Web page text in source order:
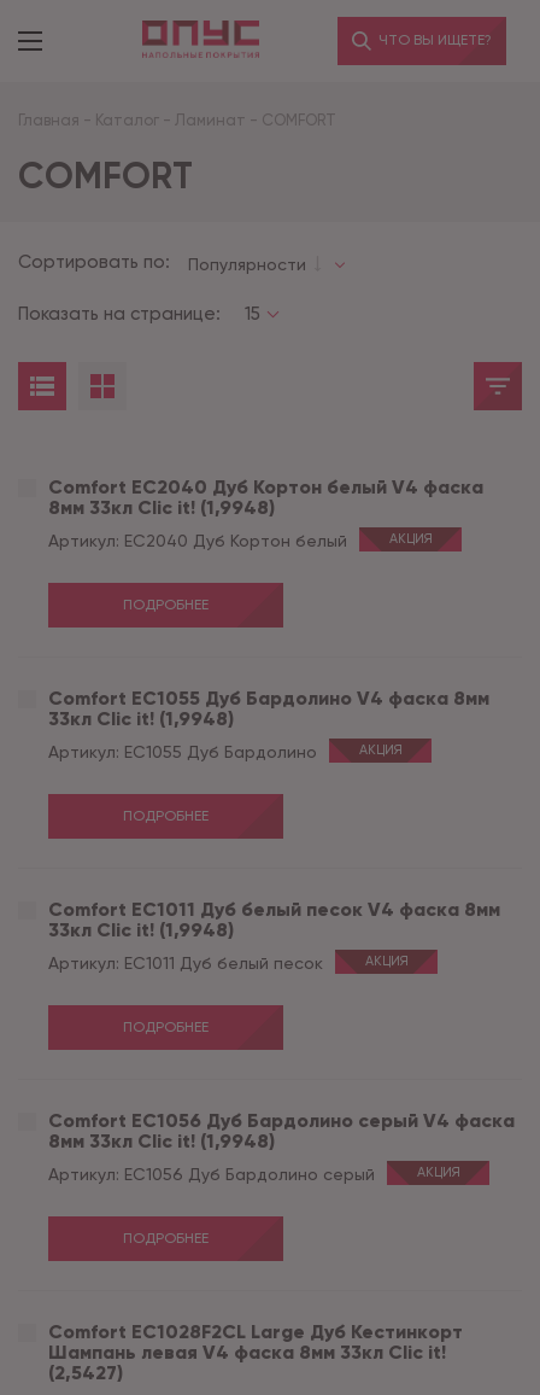
ЧТО ВЫ ИЩЕТЕ?
Главная - Каталог - Ламинат - COMFORT
COMFORT
Сортировать по: Популярности
Показать на странице: 15
Comfort EC2040 Дуб Кортон белый V4 фаска
8мм 33кл Clic it! (1,9948)
Артикул: EC2040 Дуб Кортон белый АКЦИЯ
ПОДРОБНЕЕ
Comfort EC1055 Дуб Бардолино V4 фаска 8мм
33кл Clic it! (1,9948)
Артикул: EC1055 Дуб Бардолино АКЦИЯ
ПОДРОБНЕЕ
Comfort EC1011 Дуб белый песок V4 фаска 8мм
33кл Clic it! (1,9948)
Артикул: EC1011 Дуб белый песок АКЦИЯ
ПОДРОБНЕЕ
Comfort EC1056 Дуб Бардолино серый V4 фаска
8мм 33кл Clic it! (1,9948)
Артикул: EC1056 Дуб Бардолино серый АКЦИЯ
ПОДРОБНЕЕ
Comfort EC1028F2CL Large Дуб Кестинкорт
Шампань левая V4 фаска 8мм 33кл Clic it!
(2,5427)